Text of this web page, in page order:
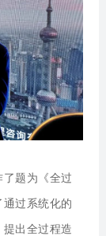
了题为《全过
过系统化的
出全过程造